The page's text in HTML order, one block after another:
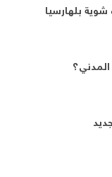
بلهارسيا
المدني؟